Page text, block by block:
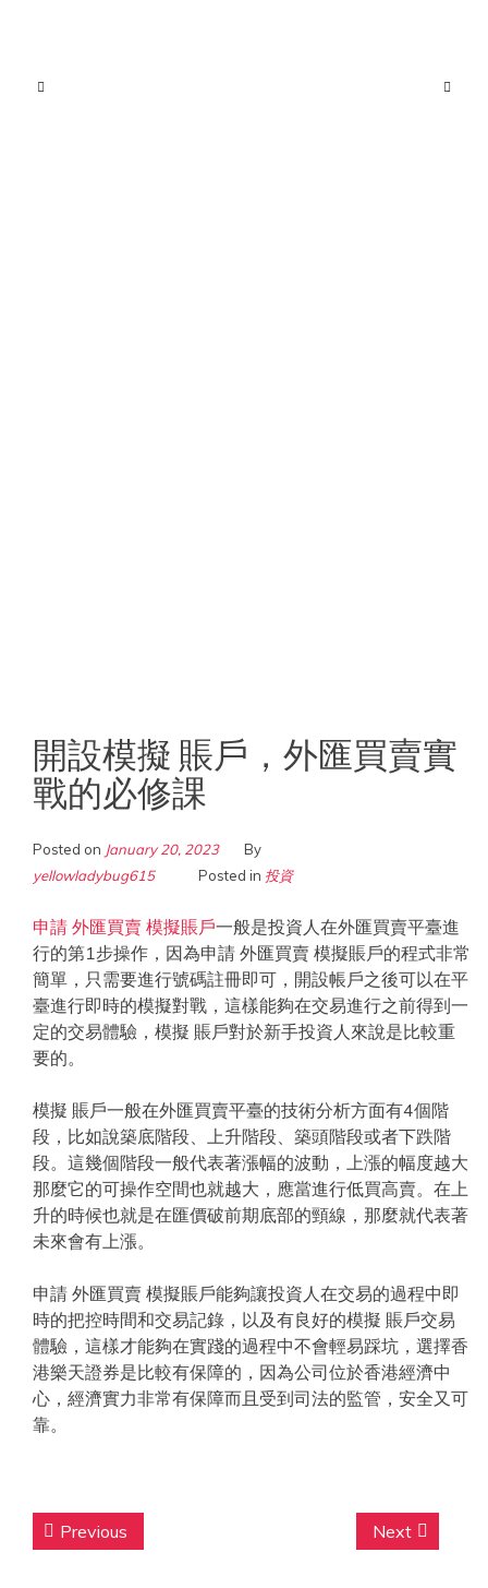
開設模擬 賬戶，外匯買賣實
戰的必修課
Posted on January 20, 2023
By
yellowladybug615
Posted in 投資
申請 外匯買賣 模擬賬戶一般是投資人在外匯買賣平臺進
行的第1步操作，因為申請 外匯買賣 模擬賬戶的程式非常
簡單，只需要進行號碼註冊即可，開設帳戶之後可以在平
臺進行即時的模擬對戰，這樣能夠在交易進行之前得到一
定的交易體驗，模擬 賬戶對於新手投資人來說是比較重
要的。
模擬 賬戶一般在外匯買賣平臺的技術分析方面有4個階
段，比如說築底階段、上升階段、築頭階段或者下跌階
段。這幾個階段一般代表著漲幅的波動，上漲的幅度越大
那麼它的可操作空間也就越大，應當進行低買高賣。在上
升的時候也就是在匯價破前期底部的頸線，那麼就代表著
未來會有上漲。
申請 外匯買賣 模擬賬戶能夠讓投資人在交易的過程中即
時的把控時間和交易記錄，以及有良好的模擬 賬戶交易
體驗，這樣才能夠在實踐的過程中不會輕易踩坑，選擇香
港樂天證券是比較有保障的，因為公司位於香港經濟中
心，經濟實力非常有保障而且受到司法的監管，安全又可
靠。
Post
Previous
post:
NextNext
post: